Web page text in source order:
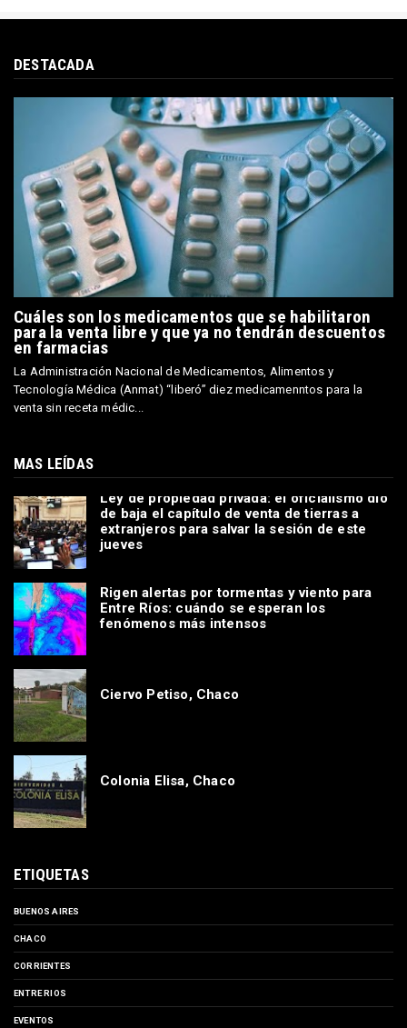
DESTACADA
Cuáles son los medicamentos que se habilitaron
para la venta libre y que ya no tendrán descuentos
en farmacias
La Administración Nacional de Medicamentos, Alimentos y
Tecnología Médica (Anmat) “liberó” diez medicamenntos para la
venta sin receta médic...
MAS LEÍDAS
Ley de propiedad privada: el oficialismo dio
de baja el capítulo de venta de tierras a
extranjeros para salvar la sesión de este
jueves
Rigen alertas por tormentas y viento para
Entre Ríos: cuándo se esperan los
fenómenos más intensos
Ciervo Petiso, Chaco
Colonia Elisa, Chaco
ETIQUETAS
BUENOS AIRES
CHACO
CORRIENTES
ENTRE RIOS
EVENTOS